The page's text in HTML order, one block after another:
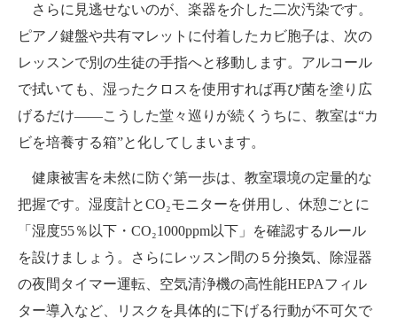
さらに見逃せないのが、楽器を介した二次汚染です。
ピアノ鍵盤や共有マレットに付着したカビ胞子は、次の
レッスンで別の生徒の手指へと移動します。アルコール
で拭いても、湿ったクロスを使用すれば再び菌を塗り広
げるだけ――こうした堂々巡りが続くうちに、教室は“カ
ビを培養する箱”と化してしまいます。
健康被害を未然に防ぐ第一歩は、教室環境の定量的な
把握です。湿度計とCO₂モニターを併用し、休憩ごとに
「湿度55％以下・CO₂1000ppm以下」を確認するルール
を設けましょう。さらにレッスン間の５分換気、除湿器
の夜間タイマー運転、空気清浄機の高性能HEPAフィル
ター導入など、リスクを具体的に下げる行動が不可欠で